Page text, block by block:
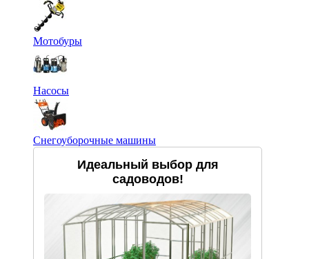
Мотобуры
Насосы
Снегоуборочные машины
Идеальный выбор для
садоводов!